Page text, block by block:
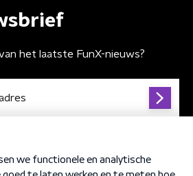
het laatste FunX-nieuws?